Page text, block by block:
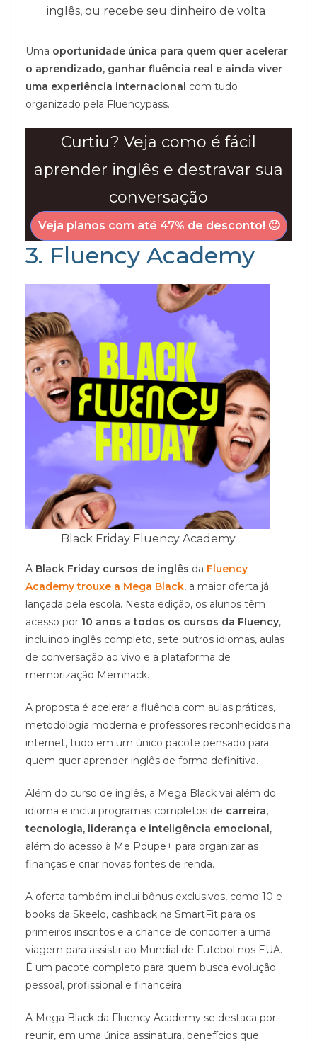
inglês, ou recebe seu dinheiro de volta
Uma oportunidade única para quem quer acelerar
o aprendizado, ganhar fluência real e ainda viver
uma experiência internacional com tudo
organizado pela Fluencypass.
Curtiu? Veja como é fácil
aprender inglês e destravar sua
conversação
Veja planos com até 47% de desconto! 🙂
3. Fluency Academy
Black Friday Fluency Academy
A Black Friday cursos de inglês da Fluency
Academy trouxe a Mega Black, a maior oferta já
lançada pela escola. Nesta edição, os alunos têm
acesso por 10 anos a todos os cursos da Fluency,
incluindo inglês completo, sete outros idiomas, aulas
de conversação ao vivo e a plataforma de
memorização Memhack.
A proposta é acelerar a fluência com aulas práticas,
metodologia moderna e professores reconhecidos na
internet, tudo em um único pacote pensado para
quem quer aprender inglês de forma definitiva.
Além do curso de inglês, a Mega Black vai além do
idioma e inclui programas completos de carreira,
tecnologia, liderança e inteligência emocional,
além do acesso à Me Poupe+ para organizar as
finanças e criar novas fontes de renda.
A oferta também inclui bônus exclusivos, como 10 e-
books da Skeelo, cashback na SmartFit para os
primeiros inscritos e a chance de concorrer a uma
viagem para assistir ao Mundial de Futebol nos EUA.
É um pacote completo para quem busca evolução
pessoal, profissional e financeira.
A Mega Black da Fluency Academy se destaca por
reunir, em uma única assinatura, benefícios que